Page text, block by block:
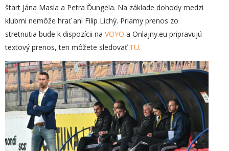
štart Jána Masla a Petra Ďungela. Na základe dohody medzi
klubmi nemôže hrať ani Filip Lichý. Priamy prenos zo
stretnutia bude k dispozícii na VOYO a Onlajny.eu pripravujú
textový prenos, ten môžete sledovaťTU.